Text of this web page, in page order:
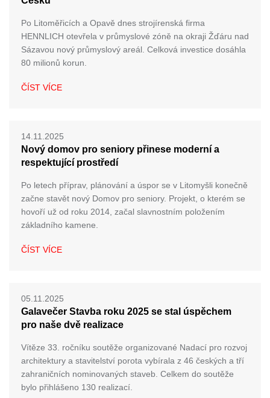
Po Litoměřicích a Opavě dnes strojírenská firma
HENNLICH otevřela v průmyslové zóně na okraji Žďáru nad
Sázavou nový průmyslový areál. Celková investice dosáhla
80 milionů korun.
ČÍST VÍCE
14.11.2025
Nový domov pro seniory přinese moderní a
respektující prostředí
Po letech příprav, plánování a úspor se v Litomyšli konečně
začne stavět nový Domov pro seniory. Projekt, o kterém se
hovoří už od roku 2014, začal slavnostním položením
základního kamene.
ČÍST VÍCE
05.11.2025
Galavečer Stavba roku 2025 se stal úspěchem
pro naše dvě realizace
Vítěze 33. ročníku soutěže organizované Nadací pro rozvoj
architektury a stavitelství porota vybírala z 46 českých a tří
zahraničních nominovaných staveb. Celkem do soutěže
bylo přihlášeno 130 realizací.